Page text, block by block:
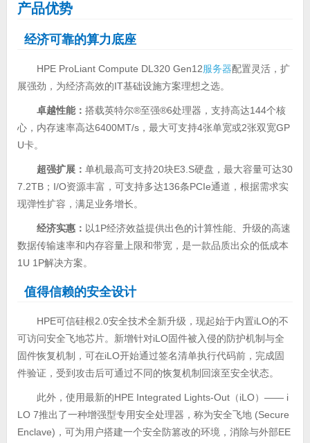
产品优势
经济可靠的算力底座
HPE ProLiant Compute DL320 Gen12服务器配置灵活，扩
展强劲，为经济高效的IT基础设施方案理想之选。
卓越性能： 搭载英特尔®至强®6处理器，支持高达144个核
心，内存速率高达6400MT/s，最大可支持4张单宽或2张双宽GP
U卡。
超强扩展： 单机最高可支持20块E3.S硬盘，最大容量可达30
7.2TB；I/O资源丰富，可支持多达136条PCIe通道，根据需求实
现弹性扩容，满足业务增长。
经济实惠： 以1P经济效益提供出色的计算性能、升级的高速
数据传输速率和内存容量上限和带宽，是一款品质出众的低成本
1U 1P解决方案。
值得信赖的安全设计
HPE可信硅根2.0安全技术全新升级，现起始于内置iLO的不
可访问安全飞地芯片。新增针对iLO固件被入侵的防护机制与全
固件恢复机制，可在iLO开始通过签名清单执行代码前，完成固
件验证，受到攻击后可通过不同的恢复机制回滚至安全状态。
此外，使用最新的HPE Integrated Lights-Out（iLO）—— i
LO 7推出了一种增强型专用安全处理器，称为安全飞地 (Secure
Enclave)，可为用户搭建一个安全防篡改的环境，消除与外部EE